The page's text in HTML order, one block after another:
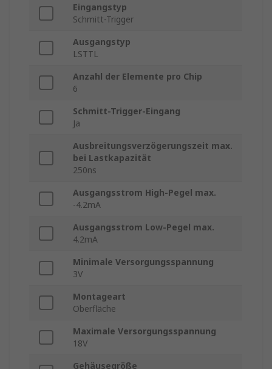
Eingangstyp
Schmitt-Trigger
Ausgangstyp
LSTTL
Anzahl der Elemente pro Chip
6
Schmitt-Trigger-Eingang
Ja
Ausbreitungsverzögerungszeit max.
bei Lastkapazität
250ns
Ausgangsstrom High-Pegel max.
-4.2mA
Ausgangsstrom Low-Pegel max.
4.2mA
Minimale Versorgungsspannung
3V
Montageart
Oberfläche
Maximale Versorgungsspannung
18V
Gehäusegröße